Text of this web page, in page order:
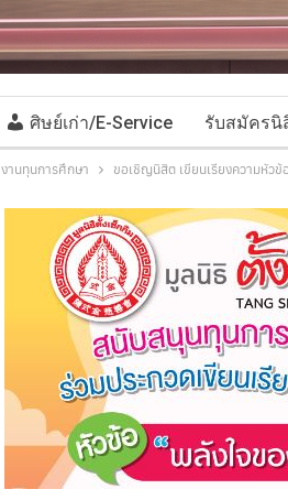
ศิษย์เก่า/E-Service รับสมัครนิ
งานทุนการศึกษา ขอเชิญนิสิต เขียนเรียงความหัว